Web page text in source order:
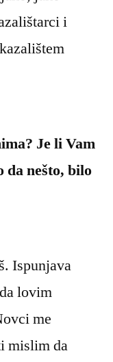
i
Je li Vam
da nešto, bilo
Ispunjava
lovim
me
mislim da